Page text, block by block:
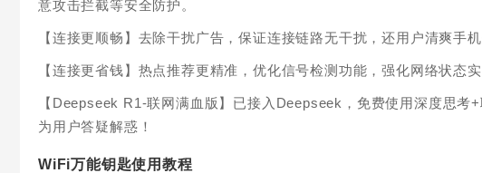
意攻击拦截等安全防护。
【连接更顺畅】去除干扰广告，保证连接链路无干扰，还用户清爽手机
【连接更省钱】热点推荐更精准，优化信号检测功能，强化网络状态
【Deepseek R1-联网满血版】已接入Deepseek，免费使用深度思
为用户答疑解惑！
WiFi万能钥匙使用教程